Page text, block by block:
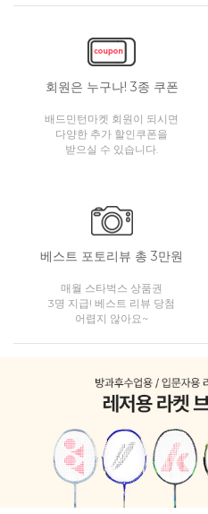
회원은 누구나! 3종 쿠폰
배드민턴마켓 회원이 되시면
다양한 추가 할인쿠폰을
받으실 수 있습니다.
베스트 포토리뷰 총 3만원
매월 스타벅스 상품권
3명 지급! 베스트 리뷰 당첨
어렵지 않아요~